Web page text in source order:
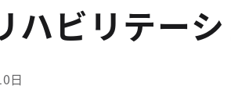
ハビリテー
日